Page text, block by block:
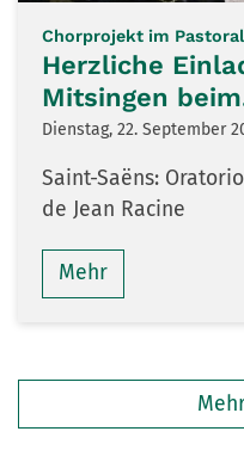
Chorprojekt im
Herzliche
Mitsingen
Dienstag, 22. September
Saint-Saëns:
de Jean Racine
Mehr